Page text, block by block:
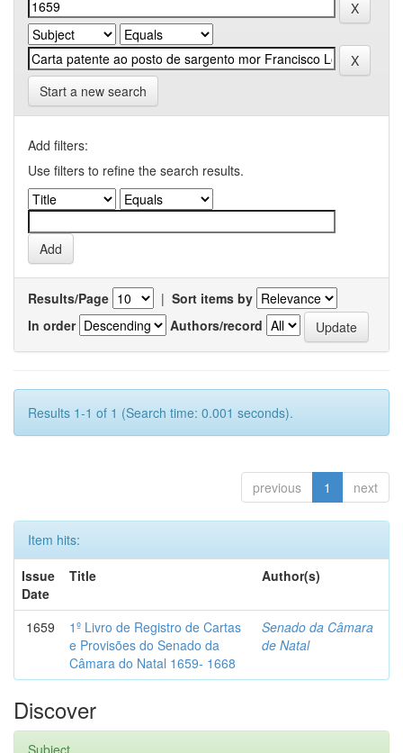
Start a new search
Add filters:
Use filters to refine the search results.
Results/Page | Sort items by
In order
Authors/record
Results 1-1 of 1 (Search time: 0.001 seconds).
previous 1 next
Item hits:
Issue
Date
Title Author(s)
1659
1º Livro de Registro de Cartas
e Provisões do Senado da
Câmara do Natal 1659- 1668
Senado da Câmara
de Natal
Discover
Subject